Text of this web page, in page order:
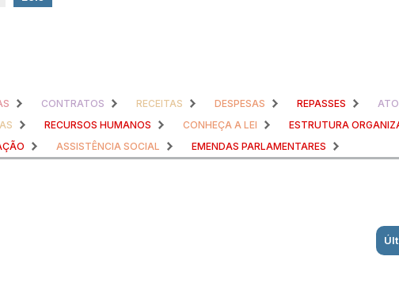
CONTRATOS RECEITAS DESPESAS REPASSES
RECURSOS HUMANOS CONHEÇA A LEI ESTRUTURA
ASSISTÊNCIA SOCIAL EMENDAS PARLAMENTARES